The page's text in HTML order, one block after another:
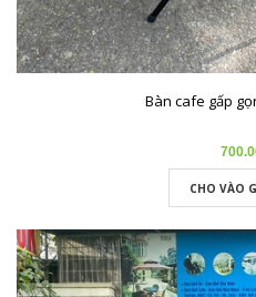
Bàn cafe gấp
CHO VÀO